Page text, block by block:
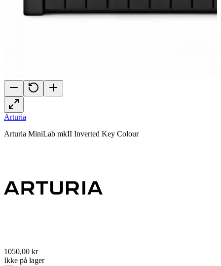
Arturia
Arturia MiniLab mkII Inverted Key Colour
1050,00 kr
Ikke på lager